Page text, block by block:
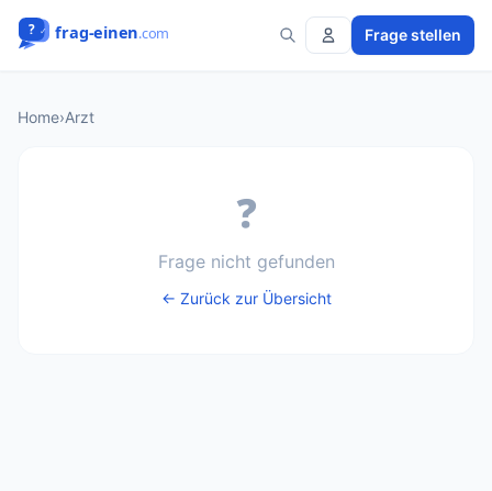
Frage stellen
Home›Arzt
❓
Frage nicht gefunden
← Zurück zur Übersicht